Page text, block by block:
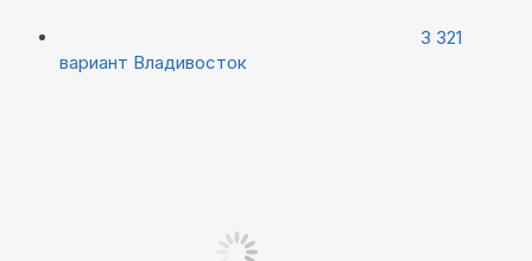
3 321
вариант Владивосток